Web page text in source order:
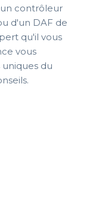
contrôleur
d'un DAF de
qu'il vous
vous
uniques du